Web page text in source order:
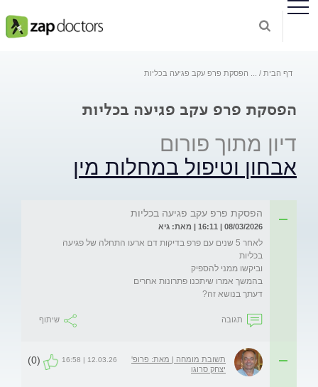
דף הבית הפסקת פרפ עקב פגיעה בכליות
הפסקת פרפ עקב פגיעה בכליות
דיון מתוך פורום
אבחון וטיפול במחלות מין
הפסקת פרפ עקב פגיעה בכליות
08/03/2026 | 16:11 | מאת: גיא
לאחר 5 שנים עם פרפ בדיקות דם ארעו התחלה של פגיעה
דעתך בנושא זה?
תגובה שיתוף
תשובת מומחה | מאת: פרופ'
יצחק סרוגו
12.03.26 | 16:58
(0)